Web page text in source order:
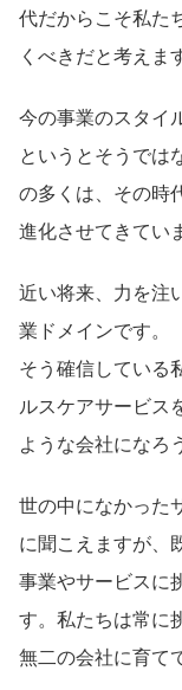
代だからこそ私た
くべきだと考えま
今の事業のスタイ
というとそうでは
の多くは、その時
進化させてきてい
近い将来、力を注
業ドメインです。
そう確信している
ルスケアサービス
ような会社になろ
世の中になかった
に聞こえますが、
事業やサービスに
す。私たちは常に
無二の会社に育て